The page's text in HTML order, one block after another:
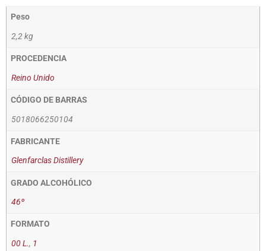
Peso
2,2 kg
PROCEDENCIA
Reino Unido
CÓDIGO DE BARRAS
5018066250104
FABRICANTE
Glenfarclas Distillery
GRADO ALCOHÓLICO
46º
FORMATO
00 L., 1